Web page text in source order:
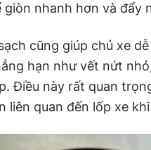
nhanh hơn và đẩy
cũng giúp chủ xe
hạn như vết nứt
Điều này rất quan
liên quan đến lốp xe